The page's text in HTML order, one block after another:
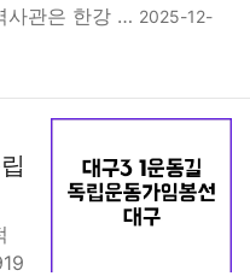
사관은 한강 … 2025-12-